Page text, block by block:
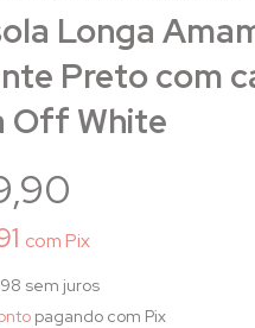
Longa
Preto com
Off White
com Pix
sem juros
pagando com Pix